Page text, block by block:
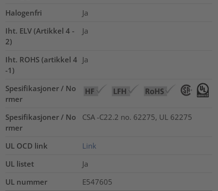
Halogenfri
Ja
Iht. ELV (Artikkel 4 -
2)
Ja
Iht. ROHS (artikkel 4
-1)
Ja
Spesifikasjoner / No
rmer
Spesifikasjoner / No
rmer
CSA -C22.2 no. 62275, UL 62275
UL OCD link
Link
UL listet
Ja
UL nummer
E547605